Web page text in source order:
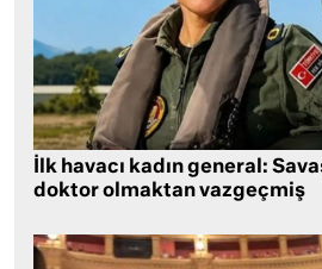
İlk havacı kadın general:
doktor olmaktan vazgeçmiş